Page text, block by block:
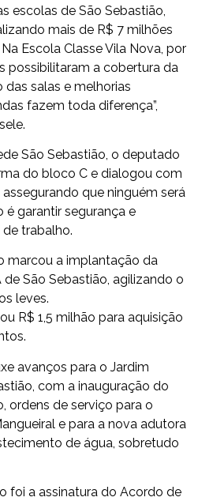
escolas de São Sebastião,
mais de R$ 7 milhões
Escola Classe Vila Nova, por
possibilitaram a cobertura da
salas e melhorias
fazem toda diferença”,
São Sebastião, o deputado
do bloco C e dialogou com
que ninguém será
garantir segurança e
trabalho.
marcou a implantação da
de São Sebastião, agilizando o
leves.
R$ 1,5 milhão para aquisição
avanços para o Jardim
com a inauguração do
ordens de serviço para o
e para a nova adutora
de água, sobretudo
foi a assinatura do Acordo de